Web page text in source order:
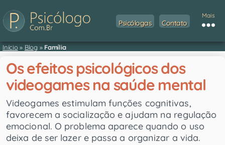
Psicólogas Contato
Mais
Início» Blog» Família
Os efeitos psicológicos dos
videogames na saúde mental
Videogames estimulam funções cognitivas,
favorecem a socialização e ajudam na regulação
emocional. O problema aparece quando o uso
deixa de ser lazer e passa a organizar a vida.